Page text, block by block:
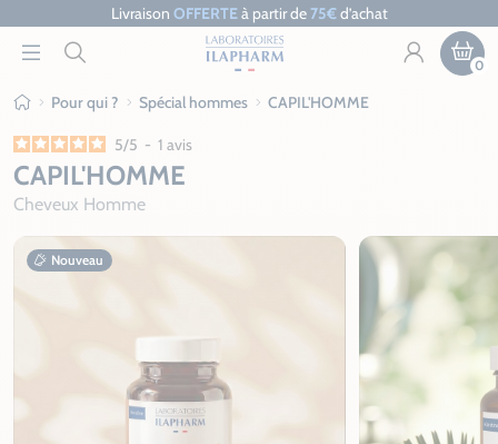
Livraison OFFERTEà partir de 75€d’achat
0
IlapharmPour qui ? Spécial hommes CAPIL'HOMME
Nouveau
Cheveux Homme
CAPIL'HOMME
5/5 - 1 avis